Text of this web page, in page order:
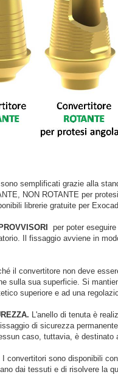
semplificati grazie alla
NON ROTANTE per
l ibrerie gratuite per
per poter eseguire
Il fissaggio avviene in
il convertitore non deve
sulla sua superficie. Si
superiore e ad una
L'anello di tenuta è
di sicurezza
caso, tuttavia, è destinato
I convertitori sono disponibili
dai tessuti e di risolvere la